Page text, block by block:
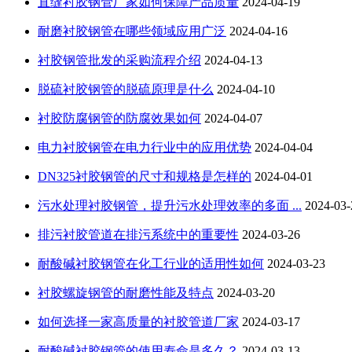
耐磨衬胶钢管在哪些领域应用广泛 2024-04-16
衬胶钢管批发的采购流程介绍 2024-04-13
脱硫衬胶钢管的脱硫原理是什么 2024-04-10
衬胶防腐钢管的防腐效果如何 2024-04-07
电力衬胶钢管在电力行业中的应用优势 2024-04-04
DN325衬胶钢管的尺寸和规格是怎样的 2024-04-01
污水处理衬胶钢管，提升污水处理效率的多面 ... 2024-
排污衬胶管道在排污系统中的重要性 2024-03-26
耐酸碱衬胶钢管在化工行业的适用性如何 2024-03-23
衬胶螺旋钢管的耐磨性能及特点 2024-03-20
如何选择一家高质量的衬胶管道厂家 2024-03-17